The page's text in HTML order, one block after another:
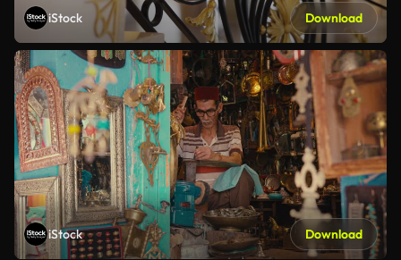
iStock Download
iStock Download